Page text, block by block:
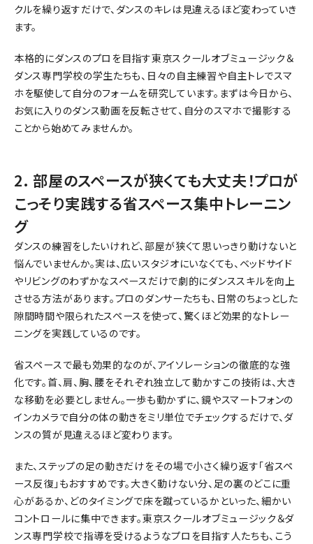
クルを繰り返すだけで、ダンスのキレは見違えるほど変わっていき
ます。
本格的にダンスのプロを目指す東京スクールオブミュージック＆
ダンス専門学校の学生たちも、日々の自主練習や自主トレでスマ
ホを駆使して自分のフォームを研究しています。まずは今日から、
お気に入りのダンス動画を反転させて、自分のスマホで撮影する
ことから始めてみませんか。
2. 部屋のスペースが狭くても大丈夫！プロが
こっそり実践する省スペース集中トレーニン
グ
ダンスの練習をしたいけれど、部屋が狭くて思いっきり動けないと
悩んでいませんか。実は、広いスタジオにいなくても、ベッドサイド
やリビングのわずかなスペースだけで劇的にダンススキルを向上
させる方法があります。プロのダンサーたちも、日常のちょっとした
隙間時間や限られたスペースを使って、驚くほど効果的なトレー
ニングを実践しているのです。
省スペースで最も効果的なのが、アイソレーションの徹底的な強
化です。首、肩、胸、腰をそれぞれ独立して動かすこの技術は、大き
な移動を必要としません。一歩も動かずに、鏡やスマートフォンの
インカメラで自分の体の動きをミリ単位でチェックするだけで、ダ
ンスの質が見違えるほど変わります。
また、ステップの足の動きだけをその場で小さく繰り返す「省スペ
ース反復」もおすすめです。大きく動けない分、足の裏のどこに重
心があるか、どのタイミングで床を蹴っているかといった、細かい
コントロールに集中できます。東京スクールオブミュージック＆ダ
ンス専門学校で指導を受けるようなプロを目指す人たちも、こう